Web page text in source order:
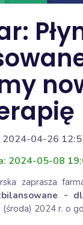
2024-04-26
2024-05-08
zaprasza
-
2024 r. o